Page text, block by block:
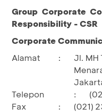
Group Corporate
Responsibility - CSR
Corporate
Alamat
:
Jl. MH
Telepon
:
Fax
:
(021)